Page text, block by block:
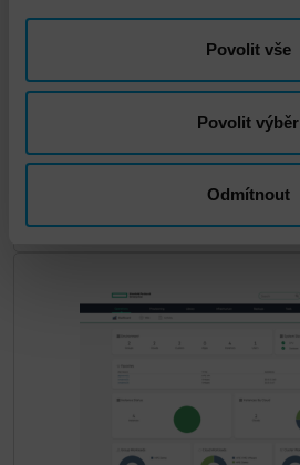
Povolit vše
Povolit výběr
Odmítnout
HPE Zerto Software